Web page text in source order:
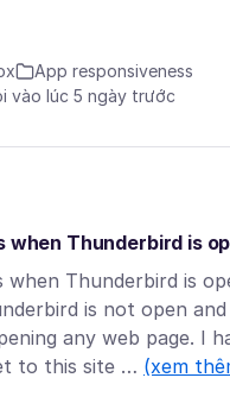
App responsiveness
vào lúc 5 ngày trước
when Thunderbird is
when Thunderbird is
is not open
any web page. I
to this site … (xem